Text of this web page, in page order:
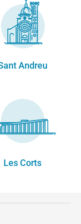
Andreu
Les Corts